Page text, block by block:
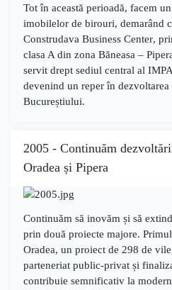
Tot în această perioadă, facem
imobilelor de birouri, demarând
Construdava Business Center,
clasa A din zona Băneasa –
servit drept sediul central al
devenind un reper în
Bucureștiului.
2005 - Continuăm
Oradea și Pipera
Continuăm să inovăm și să
prin două proiecte majore. Primul
Oradea, un proiect de 298 de vile
parteneriat public-privat și
contribuie semnificativ la